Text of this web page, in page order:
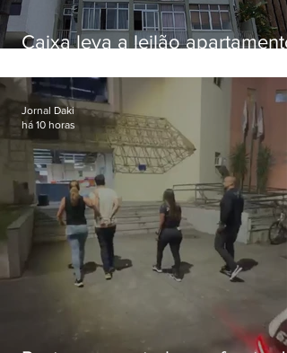
Caixa leva a leilão apartamento
Botafogo
Jornal Daki
há 10 horas